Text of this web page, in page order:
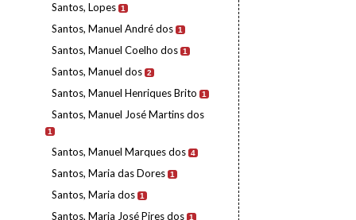
Santos, Lopes 1
Santos, Manuel André dos 1
Santos, Manuel Coelho dos 1
Santos, Manuel dos 2
Santos, Manuel Henriques Brito 1
Santos, Manuel José Martins dos
1
Santos, Manuel Marques dos 4
Santos, Maria das Dores 1
Santos, Maria dos 1
Santos, Maria José Pires dos 1